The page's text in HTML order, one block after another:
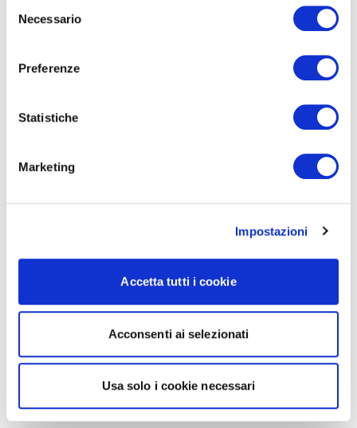
delNecessario
Preferenze
Statistiche
Marketing
Impostazioni
Accetta tutti i cookie
Acconsenti ai selezionati
Usa solo i cookie necessari